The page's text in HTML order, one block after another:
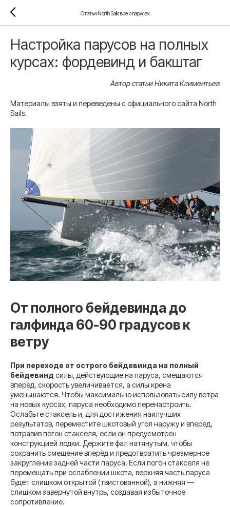
Статьи North Sails все о парусах
Настройка парусов на полных
курсах: фордевинд и бакштаг
Автор статьи Никита Климентьев
Материалы взяты и переведены с официального сайта North
Sails.
От полного бейдевинда до
галфинда 60-90 градусов к
ветру
При переходе от острого бейдевинда на полный
бейдевинд силы, действующие на паруса, смещаются
вперёд, скорость увеличивается, а силы крена
уменьшаются. Чтобы максимально использовать силу ветра
на новых курсах, паруса необходимо перенастроить.
Ослабьте стаксель и, для достижения наилучших
результатов, переместите шкотовый угол наружу и вперёд,
потравив погон стакселя, если он предусмотрен
конструкцией лодки. Держите фал натянутым, чтобы
сохранить смещение вперёд и предотвратить чрезмерное
закругление задней части паруса. Если погон стакселя не
перемещать при ослаблении шкота, верхняя часть паруса
будет слишком открытой (твистованной), а нижняя —
слишком завернутой внутрь, создавая избыточное
сопротивление.